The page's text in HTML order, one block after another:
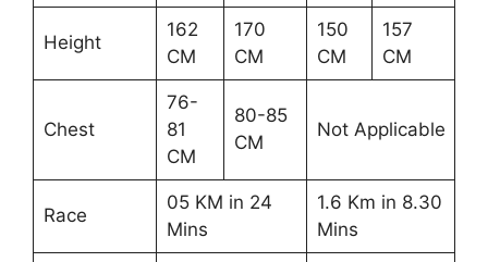
Height
162
CM
170
CM
150
CM
157
CM
Chest
76-
81
CM
80-85
CM
Not Applicable
Race
05 KM in 24
Mins
1.6 Km in 8.30
Mins